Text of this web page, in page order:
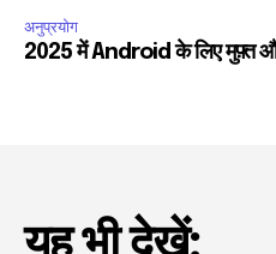
अनुप्रयोग
2025 में Android के लिए मुफ़्त और